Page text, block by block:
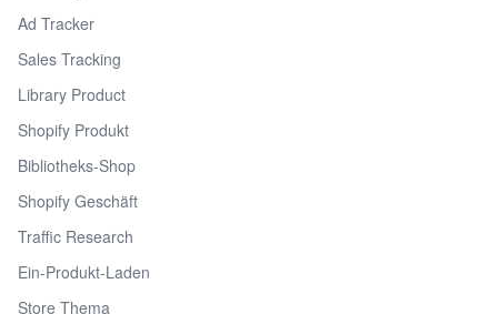
Ad Tracker
Sales Tracking
Library Product
Shopify Produkt
Bibliotheks-Shop
Shopify Geschäft
Traffic Research
Ein-Produkt-Laden
Store Thema